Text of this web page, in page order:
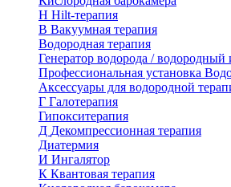
H Hilt-терапия
В Вакуумная терапия
Водородная терапия
Генератор водорода / водородный
Профессиональная установка
Аксессуары для водородной
Г Галотерапия
Гипокситерапия
Д Декомпрессионная терапия
Диатермия
И Ингалятор
К Квантовая терапия